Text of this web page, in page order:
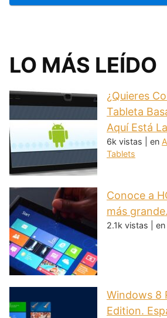
LO MÁS LEÍDO
¿Quieres
Tableta
Aquí Está
6k vistas en
Tablets
Conoce a
más grande.
2.1k vistas en
Windows 8
Edition.